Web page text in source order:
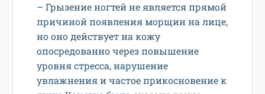
– Грызение ногтей не является прямой
причиной появления морщин на лице,
но оно действует на кожу
опосредованно через повышение
уровня стресса, нарушение
увлажнения и частое прикосновение к